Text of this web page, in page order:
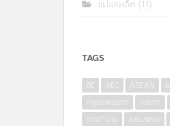
แม่และเด็ก (11)
TAGS
8E AEC ASEAN
กรุงเทพธุรกิจ
การคิด
การทำงาน
การบริหาร